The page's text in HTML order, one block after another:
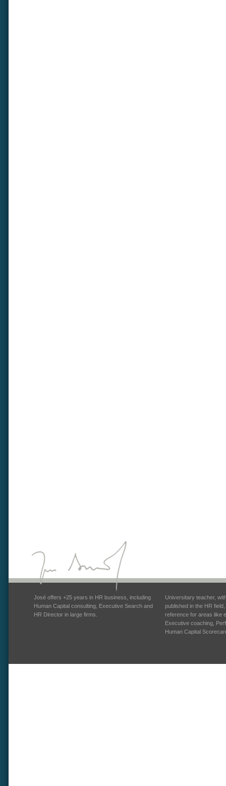
José offers +25 years in HR business, including
Human Capital consulting, Executive Search and
HR Director in large firms.
Universitary teacher,
published in the HR
reference for areas like
Executive coaching,
Human Capital